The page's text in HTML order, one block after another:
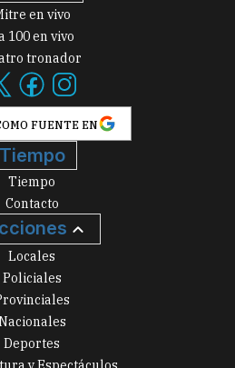
en vivo
100 en vivo
tronador
FUENTE EN
Tiempo
Tiempo
Contacto
Locales
Policiales
Deportes